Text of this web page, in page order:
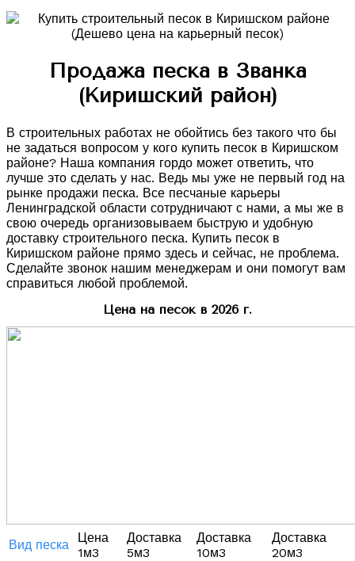
Продажа песка в Званка
(Киришский район)
В строительных работах не обойтись без такого что бы
не задаться вопросом у кого купить песок в Киришском
районе? Наша компания гордо может ответить, что
лучше это сделать у нас. Ведь мы уже не первый год на
рынке продажи песка. Все песчаные карьеры
Ленинградской области сотрудничают с нами, а мы же в
свою очередь организовываем быструю и удобную
доставку строительного песка. Купить песок в
Киришском районе прямо здесь и сейчас, не проблема.
Сделайте звонок нашим менеджерам и они помогут вам
справиться любой проблемой.
Цена на песок в 2026 г.
Вид песка
Цена
1м3
Доставка
5м3
Доставка
10м3
Доставка
20м3